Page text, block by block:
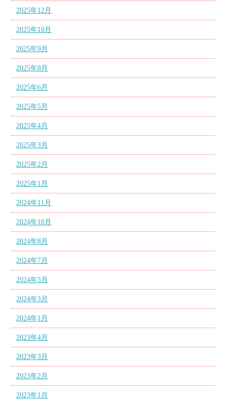
2025年12月
2025年10月
2025年9月
2025年8月
2025年6月
2025年5月
2025年4月
2025年3月
2025年2月
2025年1月
2024年11月
2024年10月
2024年8月
2024年7月
2024年5月
2024年3月
2024年1月
2023年4月
2023年3月
2023年2月
2023年1月